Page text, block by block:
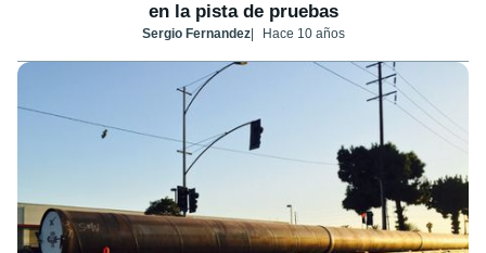
en la pista de pruebas
Sergio Fernandez Hace 10 años